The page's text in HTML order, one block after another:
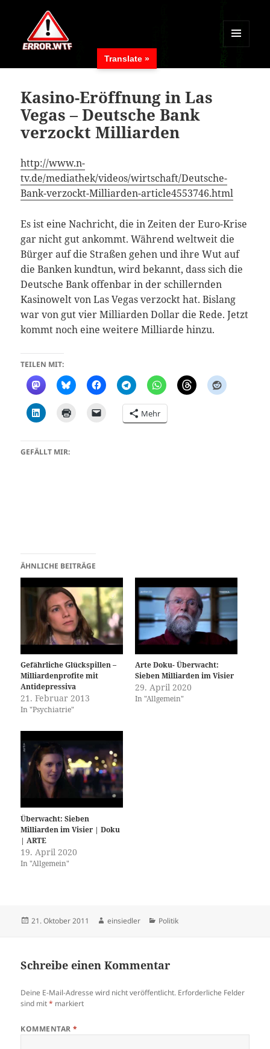
MENÜ
WIDGETS
Kasino-Eröffnung in Las
Vegas – Deutsche Bank
verzockt Milliarden
http://www.n-
tv.de/mediathek/videos/wirtschaft/Deutsche-
Bank-verzockt-Milliarden-article4553746.html
Es ist eine Nachricht, die in Zeiten der Euro-Krise
gar nicht gut ankommt. Während weltweit die
Bürger auf die Straßen gehen und ihre Wut auf
die Banken kundtun, wird bekannt, dass sich die
Deutsche Bank offenbar in der schillernden
Kasinowelt von Las Vegas verzockt hat. Bislang
war von gut vier Milliarden Dollar die Rede. Jetzt
kommt noch eine weitere Milliarde hinzu.
TEILEN MIT:
Mehr
GEFÄLLT MIR:
ÄHNLICHE BEITRÄGE
Gefährliche Glückspillen –
Milliardenprofite mit
Antidepressiva
21. Februar 2013
In "Psychiatrie"
Arte Doku- Überwacht:
Sieben Milliarden im Visier
29. April 2020
In "Allgemein"
Überwacht: Sieben
Milliarden im Visier | Doku
| ARTE
19. April 2020
In "Allgemein"
Veröffentlicht
21. Oktober 2011 Autor
einsiedler Kategorien
Politik
Schreibe einen Kommentar
Deine E-Mail-Adresse wird nicht veröffentlicht. Erforderliche Felder
sind mit* markiert
KOMMENTAR*
Translate »